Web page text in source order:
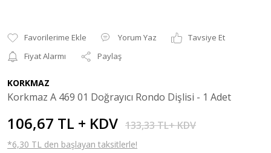
Yorum Yaz
Tavsiye Et
Fiyat Alarmı
Paylaş
KORKMAZ
Korkmaz A 469 01 Doğrayıcı Rondo Dişlisi - 1 Adet
106,67 TL + KDV 133,33 TL+ KDV
*6,30 TL den başlayan taksitlerle!